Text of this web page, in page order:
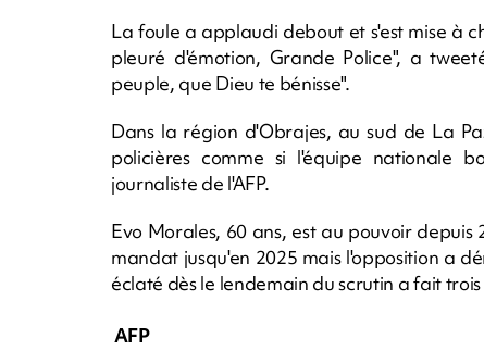
La foule a applaudi debout et s'est mise à
pleuré d'émotion, Grande Police", a
peuple, que Dieu te bénisse".
Dans la région d'Obrajes, au sud de La
policières comme si l'équipe nationale
journaliste de l'AFP.
Evo Morales, 60 ans, est au pouvoir
mandat jusqu'en 2025 mais l'opposition a
éclaté dès le lendemain du scrutin a fait trois
AFP